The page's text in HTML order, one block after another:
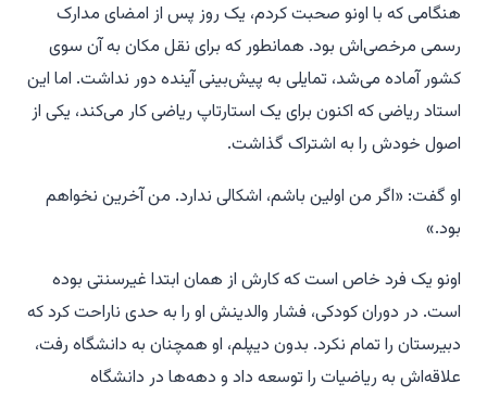
هنگامی که با اونو صحبت کردم، یک روز پس از امضای مدارک
رسمی مرخصی‌اش بود. همانطور که برای نقل مکان به آن سوی
کشور آماده می‌شد، تمایلی به پیش‌بینی آینده دور نداشت. اما این
استاد ریاضی که اکنون برای یک استارتاپ ریاضی کار می‌کند، یکی از
اصول خودش را به اشتراک گذاشت.
او گفت: «اگر من اولین باشم، اشکالی ندارد. من آخرین نخواهم
بود.»
اونو یک فرد خاص است که کارش از همان ابتدا غیرسنتی بوده
است. در دوران کودکی، فشار والدینش او را به حدی ناراحت کرد که
دبیرستان را تمام نکرد. بدون دیپلم، او همچنان به دانشگاه رفت،
علاقه‌اش به ریاضیات را توسعه داد و دهه‌ها در دانشگاه